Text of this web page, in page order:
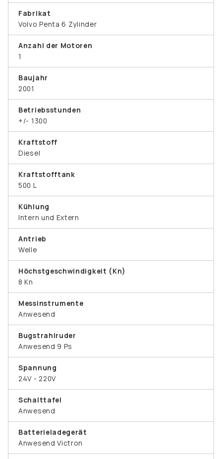
Fabrikat
Volvo Penta 6 Zylinder
Anzahl der Motoren
1
Baujahr
2001
Betriebsstunden
+/- 1300
Kraftstoff
Diesel
Kraftstofftank
500 L
Kühlung
Intern und Extern
Antrieb
Welle
Höchstgeschwindigkeit (Kn)
8 Kn
Messinstrumente
Anwesend
Bugstrahlruder
Anwesend 9 Ps
Spannung
24V - 220V
Schalttafel
Anwesend
Batterieladegerät
Anwesend Victron